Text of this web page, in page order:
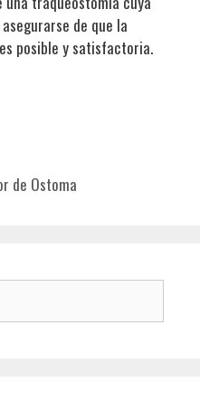
de que la
posible y satisfactoria.
de Ostoma